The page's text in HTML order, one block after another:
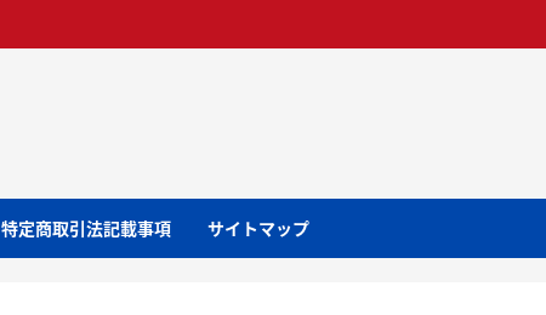
特定商取引法記載事項 サイトマップ